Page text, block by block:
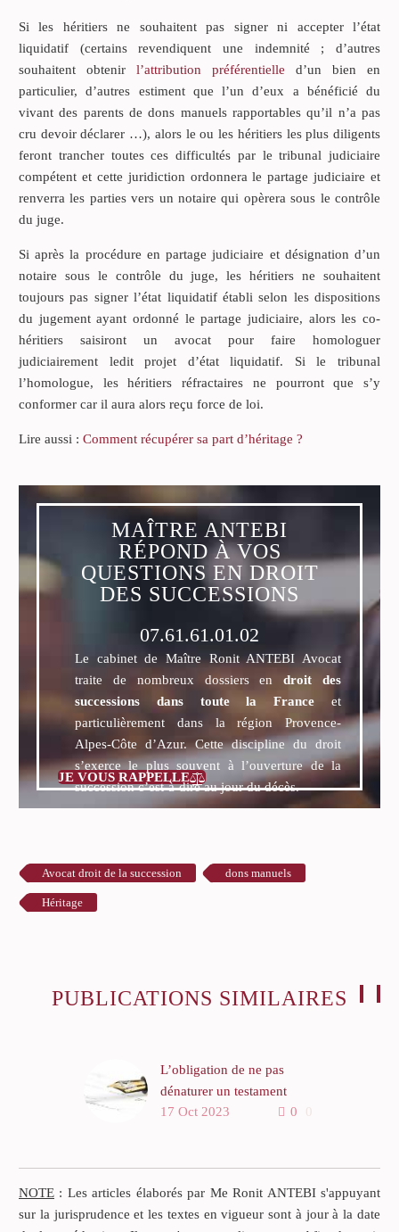
Si les héritiers ne souhaitent pas signer ni accepter l’état
liquidatif (certains revendiquent une indemnité ; d’autres
souhaitent obtenir l’attribution préférentielle d’un bien en
particulier, d’autres estiment que l’un d’eux a bénéficié du
vivant des parents de dons manuels rapportables qu’il n’a pas
cru devoir déclarer …), alors le ou les héritiers les plus diligents
feront trancher toutes ces difficultés par le tribunal judiciaire
compétent et cette juridiction ordonnera le partage judiciaire et
renverra les parties vers un notaire qui opèrera sous le contrôle
du juge.
Si après la procédure en partage judiciaire et désignation d’un
notaire sous le contrôle du juge, les héritiers ne souhaitent
toujours pas signer l’état liquidatif établi selon les dispositions
du jugement ayant ordonné le partage judiciaire, alors les co-
héritiers saisiront un avocat pour faire homologuer
judiciairement ledit projet d’état liquidatif. Si le tribunal
l’homologue, les héritiers réfractaires ne pourront que s’y
conformer car il aura alors reçu force de loi.
Lire aussi : Comment récupérer sa part d’héritage ?
MAÎTRE ANTEBI
RÉPOND À VOS
QUESTIONS EN DROIT
DES SUCCESSIONS
07.61.61.01.02
Le cabinet de Maître Ronit ANTEBI Avocat
traite de nombreux dossiers endroit des
successions dans toute la France et
particulièrement dans la région Provence-
Alpes-Côte d’Azur. Cette discipline du droit
s’exerce le plus souvent à l’ouverture de la
succession c’est-à-dire au jour du décès.
JE VOUS RAPPELLE
Avocat droit de la succession dons manuels
Héritage
PUBLICATIONS SIMILAIRES
L’obligation de ne pas
dénaturer un testament
étaient incompatibles entre
eux et a, en conséquence,
jugé que le testament du 24
0 0
17 Oct 2023
NOTE : Les articles élaborés par Me Ronit ANTEBI s'appuyant
sur la jurisprudence et les textes en vigueur sont à jour à la date